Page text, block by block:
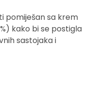
pomiješan sa krem
kako bi se postigla
sastojaka i